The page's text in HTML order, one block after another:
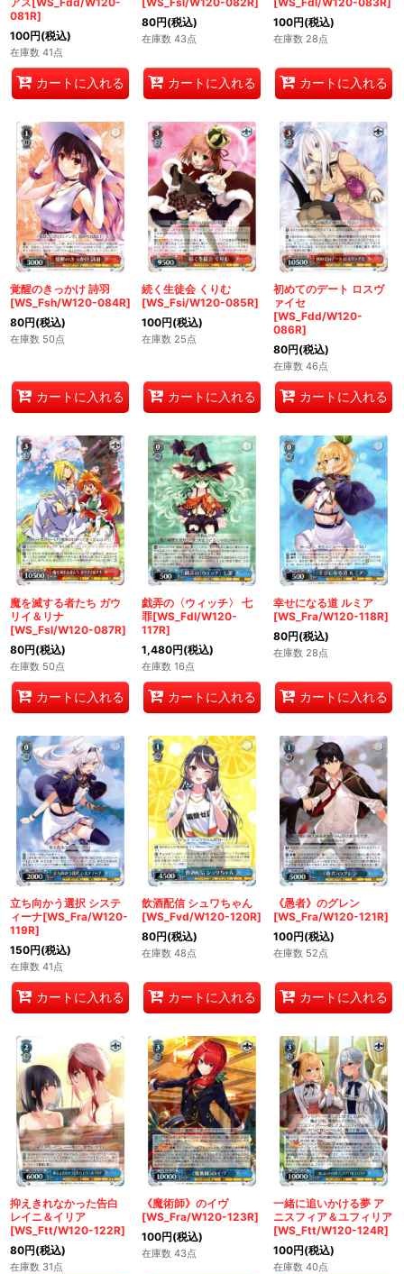
081R]
100円(税込)
在庫数 41点
カートに入れる
80円(税込)
在庫数 43点
カートに入れる
100円(税込)
在庫数 28点
カートに入れる
覚醒のきっかけ 詩羽
[WS_Fsh/W120-084R]
80円(税込)
在庫数 50点
カートに入れる
続く生徒会 くりむ
[WS_Fsi/W120-085R]
100円(税込)
在庫数 25点
カートに入れる
初めてのデート ロスヴ
ァイセ
[WS_Fdd/W120-
086R]
80円(税込)
在庫数 46点
カートに入れる
魔を滅する者たち ガウ
リイ＆リナ
[WS_Fsl/W120-087R]
80円(税込)
在庫数 50点
カートに入れる
戯弄の〈ウィッチ〉 七
罪[WS_Fdl/W120-
117R]
1,480円(税込)
在庫数 16点
カートに入れる
幸せになる道 ルミア
[WS_Fra/W120-118R]
80円(税込)
在庫数 28点
カートに入れる
立ち向かう選択 システ
ィーナ[WS_Fra/W120-
119R]
150円(税込)
在庫数 41点
カートに入れる
飲酒配信 シュワちゃん
[WS_Fvd/W120-120R]
80円(税込)
在庫数 48点
カートに入れる
《愚者》のグレン
[WS_Fra/W120-121R]
100円(税込)
在庫数 52点
カートに入れる
抑えきれなかった告白
レイニ＆イリア
[WS_Ftt/W120-122R]
80円(税込)
在庫数 31点
《魔術師》のイヴ
[WS_Fra/W120-123R]
100円(税込)
在庫数 43点
一緒に追いかける夢 ア
ニスフィア＆ユフィリア
[WS_Ftt/W120-124R]
100円(税込)
在庫数 40点